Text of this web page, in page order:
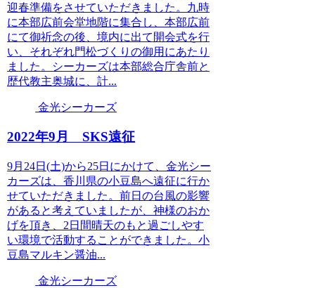
迎春準備をさせていただきました。九時
に本部広前会堂地階に集合し、本部広前
にて御祈念の後、境内に出て開会式を行
い、それぞれ門松づくりの御用にあたり
ました。シーカーズは本部総合庁舎前と
歴代教主奥城に、計...
金光シーカーズ
2022年9月 SKS遠征
9月24日(土)から25日にかけて、金光シー
カーズは、香川県の小豆島へ遠征に行か
せていただきました。前日の台風の影響
があると考えていましたが、神様のおか
げを頂き、2日間晴天のもと過ごしやす
い環境で活動することができました。小
豆島マルキン醤油...
金光シーカーズ